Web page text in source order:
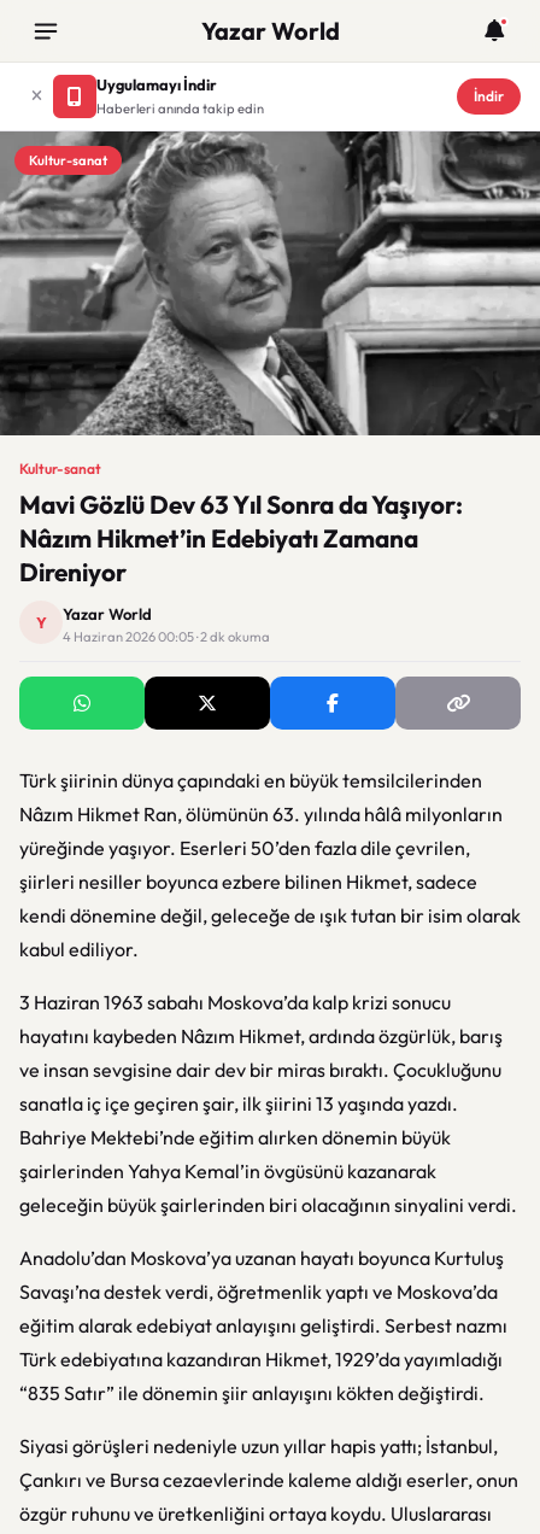
Yazar World
Uygulamayı İndir
Haberleri anında takip edin
İndir
Kultur-sanat
Kultur-sanat
Mavi Gözlü Dev 63 Yıl Sonra da Yaşıyor:
Nâzım Hikmet’in Edebiyatı Zamana
Direniyor
Y Yazar World
4 Haziran 2026 00:05 · 2 dk okuma
Türk şiirinin dünya çapındaki en büyük temsilcilerinden
Nâzım Hikmet Ran, ölümünün 63. yılında hâlâ milyonların
yüreğinde yaşıyor. Eserleri 50’den fazla dile çevrilen,
şiirleri nesiller boyunca ezbere bilinen Hikmet, sadece
kendi dönemine değil, geleceğe de ışık tutan bir isim olarak
kabul ediliyor.
3 Haziran 1963 sabahı Moskova’da kalp krizi sonucu
hayatını kaybeden Nâzım Hikmet, ardında özgürlük, barış
ve insan sevgisine dair dev bir miras bıraktı. Çocukluğunu
sanatla iç içe geçiren şair, ilk şiirini 13 yaşında yazdı.
Bahriye Mektebi’nde eğitim alırken dönemin büyük
şairlerinden Yahya Kemal’in övgüsünü kazanarak
geleceğin büyük şairlerinden biri olacağının sinyalini verdi.
Anadolu’dan Moskova’ya uzanan hayatı boyunca Kurtuluş
Savaşı’na destek verdi, öğretmenlik yaptı ve Moskova’da
eğitim alarak edebiyat anlayışını geliştirdi. Serbest nazmı
Türk edebiyatına kazandıran Hikmet, 1929’da yayımladığı
“835 Satır” ile dönemin şiir anlayışını kökten değiştirdi.
Siyasi görüşleri nedeniyle uzun yıllar hapis yattı; İstanbul,
Çankırı ve Bursa cezaevlerinde kaleme aldığı eserler, onun
özgür ruhunu ve üretkenliğini ortaya koydu. Uluslararası